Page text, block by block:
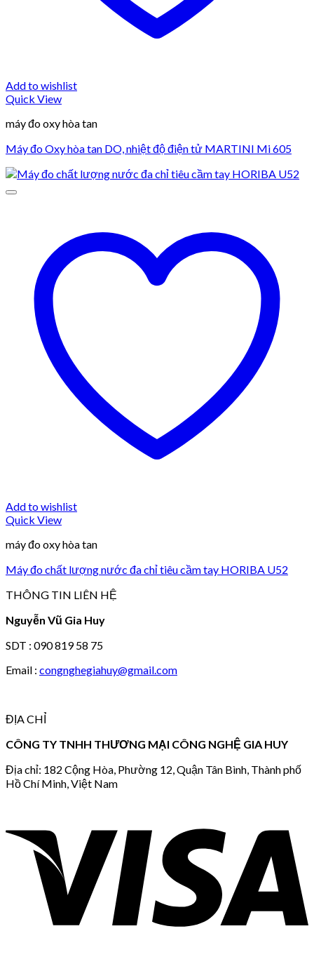
Add to wishlist
Quick View
máy đo oxy hòa tan
Máy đo Oxy hòa tan DO, nhiệt độ điện tử MARTINI Mi 605
Add to wishlist
Quick View
máy đo oxy hòa tan
Máy đo chất lượng nước đa chỉ tiêu cầm tay HORIBA U52
THÔNG TIN LIÊN HỆ
Nguyễn Vũ Gia Huy
SDT : 090 819 58 75
Email : congnghegiahuy@gmail.com
ĐỊA CHỈ
CÔNG TY TNHH THƯƠNG MẠI CÔNG NGHỆ GIA HUY
Địa chỉ: 182 Cộng Hòa, Phường 12, Quận Tân Bình, Thành phố
Hồ Chí Minh, Việt Nam